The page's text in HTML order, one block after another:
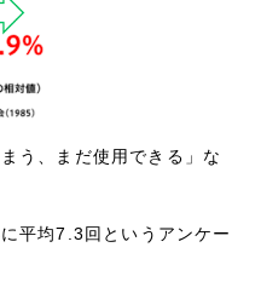
う、まだ使用できる」な
平均7.3回というアンケー